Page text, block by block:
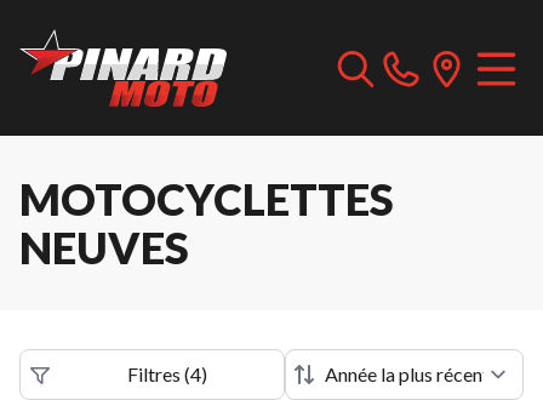
MOTOCYCLETTES
NEUVES
Filtres (4)